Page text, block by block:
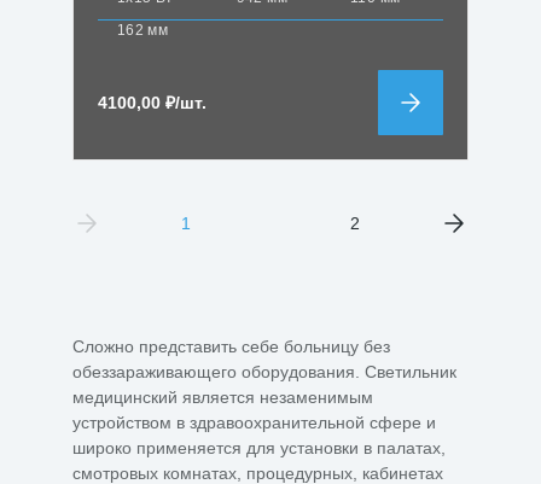
162 мм
4100,00 ₽/шт.
1 2
Сложно представить себе больницу без
обеззараживающего оборудования. Светильник
медицинский является незаменимым
устройством в здравоохранительной сфере и
широко применяется для установки в палатах,
смотровых комнатах, процедурных, кабинетах